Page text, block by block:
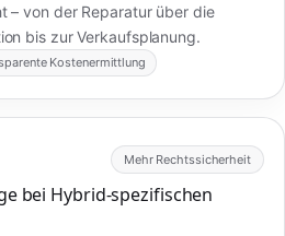
– von der Reparatur über die
bis zur Verkaufsplanung.
Kostenermittlung
Mehr Rechtssicherheit
bei Hybrid-spezifischen